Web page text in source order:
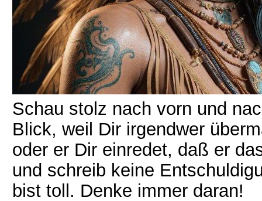
Schau stolz nach vorn und
Blick, weil Dir irgendwer
oder er Dir einredet, daß er
und schreib keine
bist toll. Denke immer daran!